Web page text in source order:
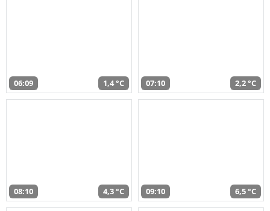
06:09 1,4 °C 07:10 2,2 °C
08:10 4,3 °C 09:10 6,5 °C